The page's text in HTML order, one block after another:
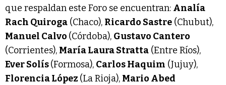
que respaldan este Foro se encuentran: Analía
Rach Quiroga (Chaco), Ricardo Sastre (Chubut),
Manuel Calvo (Córdoba), Gustavo Cantero
(Corrientes), María Laura Stratta (Entre Ríos),
Ever Solís(Formosa), Carlos Haquim (Jujuy),
Florencia López (La Rioja), Mario Abed